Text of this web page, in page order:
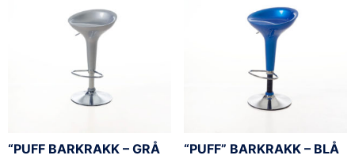
“PUFF BARKRAKK – GRÅ “PUFF” BARKRAKK – BLÅ